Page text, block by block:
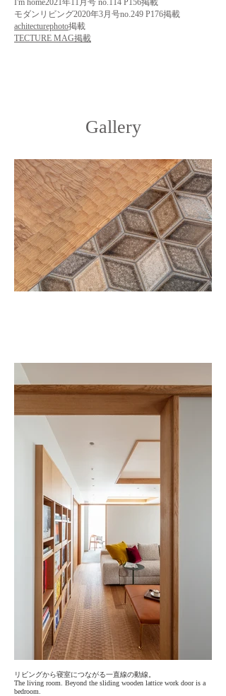
I'm home2021年11月号 no.114 P156掲載
​モダンリビング2020年3月号no.249 P176掲載
achitecturephoto掲載
TECTURE MAG掲載
Gallery
リビングから寝室につながる一直線の動線。
The living room. Beyond the sliding wooden lattice work door is a
bedroom.